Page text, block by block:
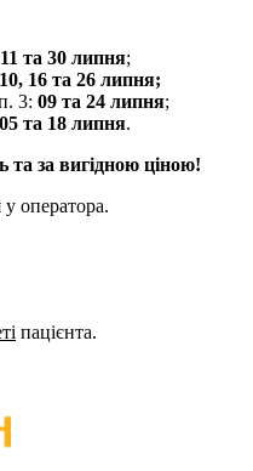
11 та 30 липня;
16 та 26 липня;
3: 09 та 24 липня;
05 та 18 липня.
та за вигідною ціною!
у оператора.
пацієнта.